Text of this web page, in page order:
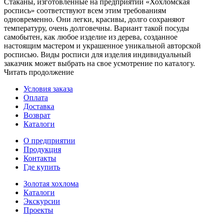
Стаканы, изготовленные на предприятии «Хохломская
роспись» соответствуют всем этим требованиям
одновременно. Они легки, красивы, долго сохраняют
температуру, очень долговечны. Вариант такой посуды
самобытен, как любое изделие из дерева, созданное
настоящим мастером и украшенное уникальной авторской
росписью. Виды росписи для изделия индивидуальный
заказчик может выбрать на свое усмотрение по каталогу.
Читать продолжение
Условия заказа
Оплата
Доставка
Возврат
Каталоги
О предприятии
Продукция
Контакты
Где купить
Золотая хохлома
Каталоги
Экскурсии
Проекты